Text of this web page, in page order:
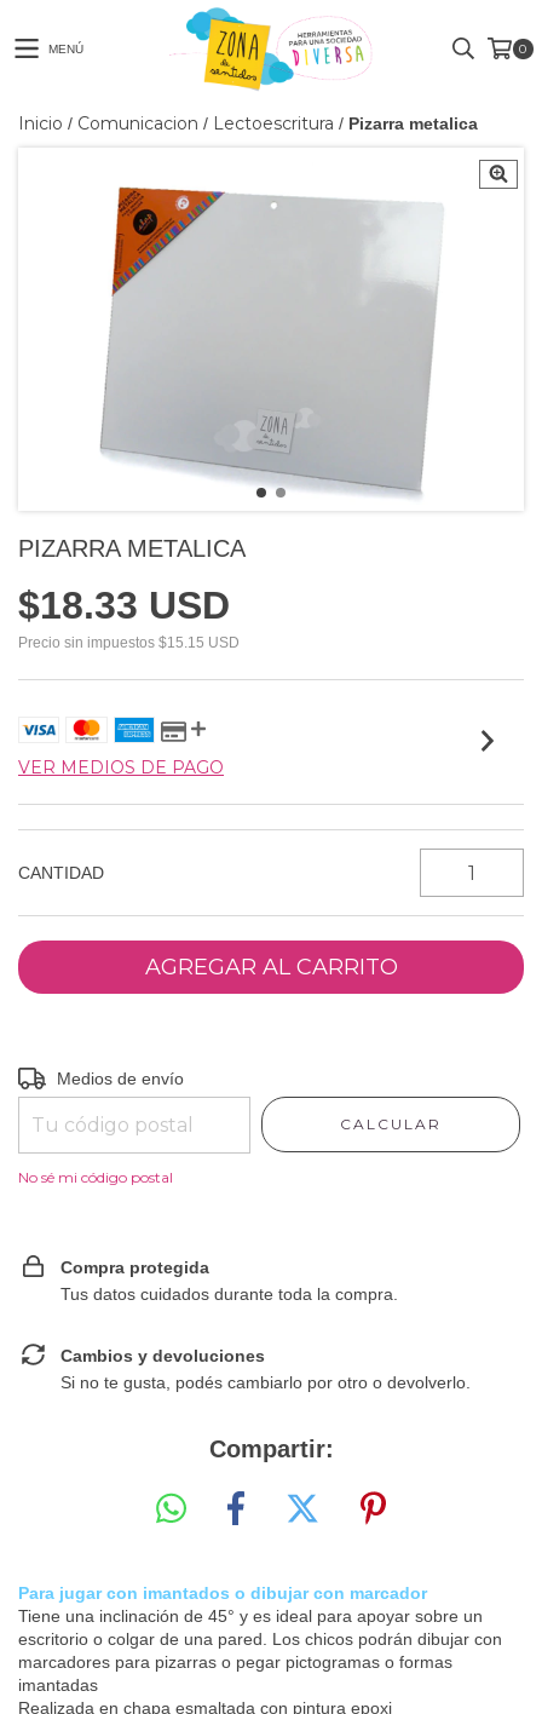
MENÚ 0
Inicio / Comunicacion / Lectoescritura / Pizarra metalica
PIZARRA METALICA
$18.33 USD
Precio sin impuestos $15.15 USD
VER MEDIOS DE PAGO
CANTIDAD
Entregas para el CP:
Medios de envío
CALCULAR
No sé mi código postal
Compra protegida
Tus datos cuidados durante toda la compra.
Cambios y devoluciones
Si no te gusta, podés cambiarlo por otro o devolverlo.
Compartir:
Para jugar con imantados o dibujar con marcador
Tiene una inclinación de 45° y es ideal para apoyar sobre un
escritorio o colgar de una pared. Los chicos podrán dibujar con
marcadores para pizarras o pegar pictogramas o formas
imantadas
Realizada en chapa esmaltada con pintura epoxi